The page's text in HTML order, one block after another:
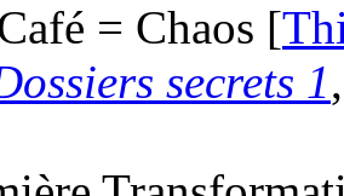
= Chaos [
secrets 1